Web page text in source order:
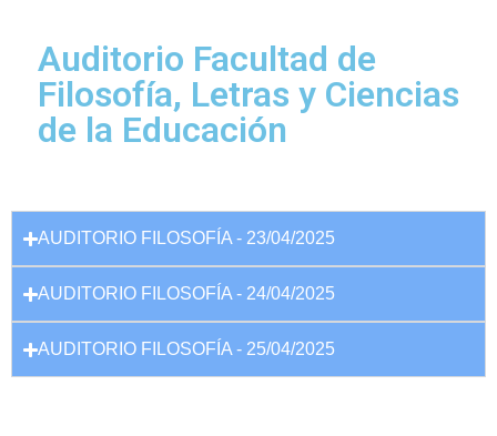
Auditorio Facultad de
Filosofía, Letras y Ciencias
de la Educación
AUDITORIO FILOSOFÍA - 23/04/2025
AUDITORIO FILOSOFÍA - 24/04/2025
AUDITORIO FILOSOFÍA - 25/04/2025